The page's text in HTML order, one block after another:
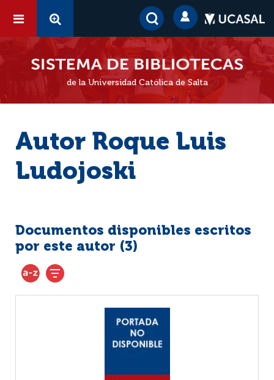
de la Universidad Católica de Salta
Autor Roque Luis
Ludojoski
Documentos disponibles escritos
por este autor (3)